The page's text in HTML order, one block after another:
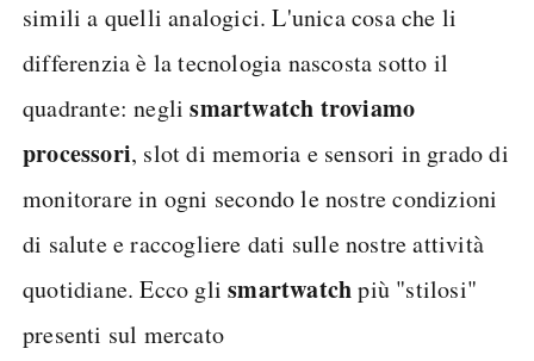
simili a quelli analogici. L'unica cosa che li
differenzia è la tecnologia nascosta sotto il
quadrante: neglismartwatch troviamo
processori, slot di memoria e sensori in grado di
monitorare in ogni secondo le nostre condizioni
di salute e raccogliere dati sulle nostre attività
quotidiane. Ecco glismartwatchpiù "stilosi"
presenti sul mercato